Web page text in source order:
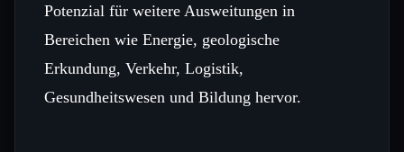
Potenzial für weitere Ausweitungen in
Bereichen wie Energie, geologische
Erkundung, Verkehr, Logistik,
Gesundheitswesen und Bildung hervor.